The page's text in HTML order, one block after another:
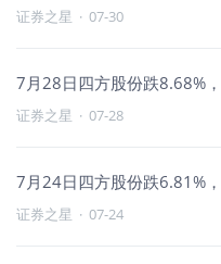
证券之星 · 07-30
7月28日四方股份跌8.68%
证券之星 · 07-28
7月24日四方股份跌6.81%
证券之星 · 07-24